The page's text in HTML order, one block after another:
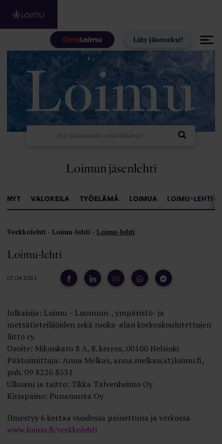
Liity jäseneksi!
Loimun jäsenlehti
NYT VALOKEILA TYÖELÄMÄ LOIMUA LOIMU-LEHTI »
Verkkolehti Loimu-lehti Loimu-lehti
Loimu-lehti
07.04.2021
Julkaisija: Loimu – Luonnon-, ympäristö- ja
metsätieteilijöiden sekä ruoka-alan korkeakoulutettujen
liitto ry.
Osoite: Mikonkatu 8 A, 8. kerros, 00100 Helsinki
Päätoimittaja: Anna Melkas, anna.melkas(at)loimu.fi,
puh. 09 8226 8531
Ulkoasu ja taitto: Tikka Talvenheimo Oy
Kirjapaino: Punamusta Oy
Ilmestyy 6 kertaa vuodessa painettuna ja verkossa
www.loimu.fi/verkkolehti